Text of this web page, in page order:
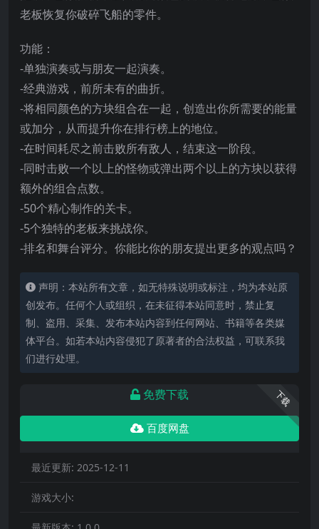
老板恢复你破碎飞船的零件。
功能：
-单独演奏或与朋友一起演奏。
-经典游戏，前所未有的曲折。
-将相同颜色的方块组合在一起，创造出你所需要的能量
或加分，从而提升你在排行榜上的地位。
-在时间耗尽之前击败所有敌人，结束这一阶段。
-同时击败一个以上的怪物或弹出两个以上的方块以获得
额外的组合点数。
-50个精心制作的关卡。
-5个独特的老板来挑战你。
-排名和舞台评分。你能比你的朋友提出更多的观点吗？
声明：本站所有文章，如无特殊说明或标注，均为本站原
创发布。任何个人或组织，在未征得本站同意时，禁止复
制、盗用、采集、发布本站内容到任何网站、书籍等各类媒
体平台。如若本站内容侵犯了原著者的合法权益，可联系我
们进行处理。
下载
免费下载
百度网盘
最近更新: 2025-12-11
游戏大小: